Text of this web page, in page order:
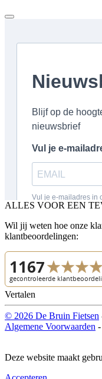
ALLES VOOR EEN
Wil jij weten hoe onze
klantbeoordelingen:
Vertalen
© 2026 De Bruin Fietsen
Algemene Voorwaarden -
Deze website maakt